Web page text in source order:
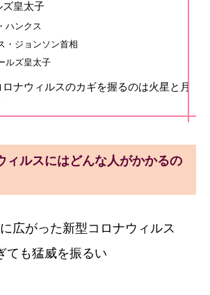
ズ皇太子
ハンクス
・ジョンソン首相
ルズ皇太子
ロナウィルスのカギを握るのは火星と月
ィルスにはどんな人がかかるの
広がった新型コロナウィルス
ても猛威を振るい